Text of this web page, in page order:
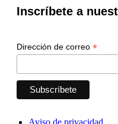
Inscríbete a
Dirección de correo *
Aviso de privacidad